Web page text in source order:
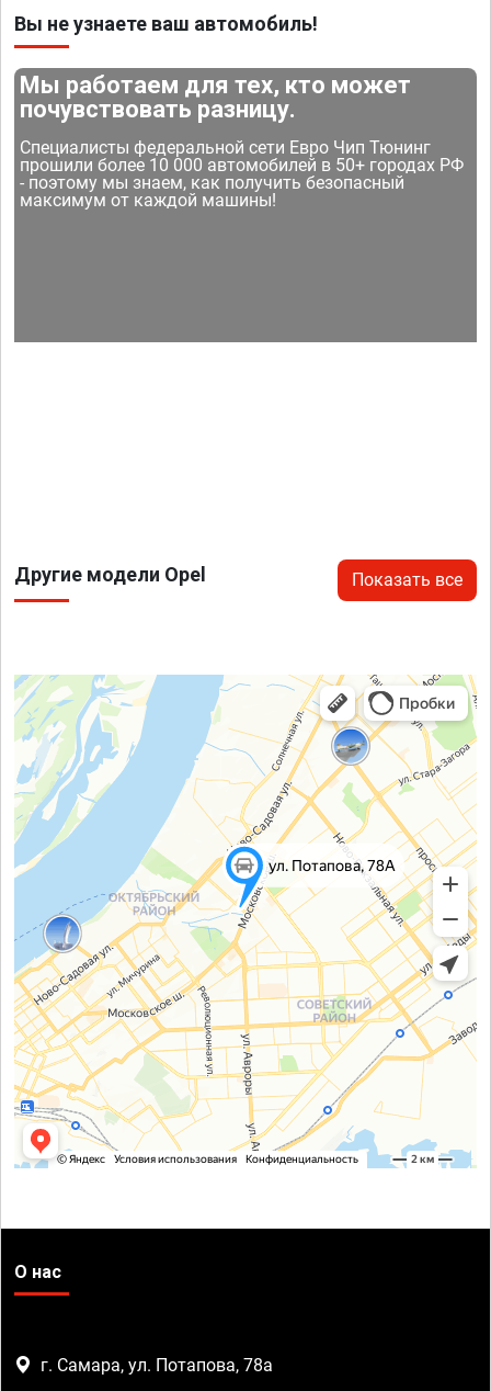
Вы не узнаете ваш автомобиль!
Мы работаем для тех, кто может
почувствовать разницу.
Специалисты федеральной сети Евро Чип Тюнинг
прошили более 10 000 автомобилей в 50+ городах РФ
- поэтому мы знаем, как получить безопасный
максимум от каждой машины!
Другие модели Opel Показать все
О нас
г. Самара, ул. Потапова, 78а